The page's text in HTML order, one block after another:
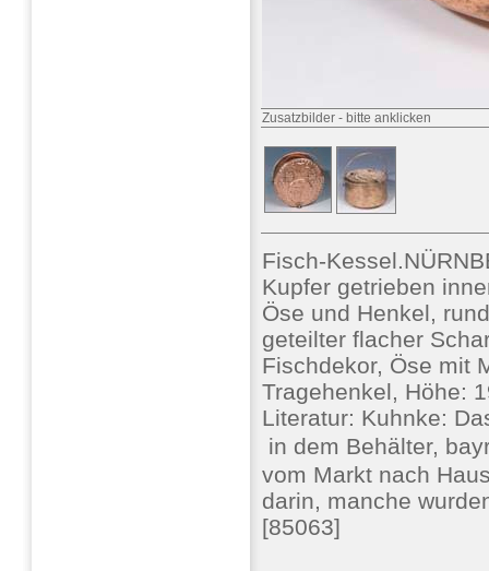
Zusatzbilder - bitte anklicken
Fisch-
Kupfer getrieben
Öse und Henkel,
geteilter flacher
Fischdekor, Öse mit
Tragehenkel, Höhe:
Literatur: Kuhnke:
 in dem Behälter,
vom Markt nach
darin, manche
[85063]